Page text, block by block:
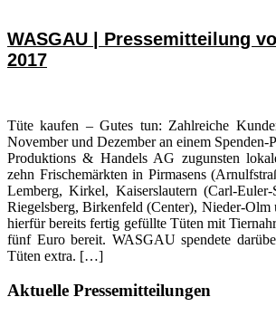
WASGAU | Pressemitteilung
2017
Tüte kaufen – Gutes tun: Zahlreiche
November und Dezember an einem
Produktions & Handels AG zugunsten
zehn Frischemärkten in Pirmasens
Lemberg, Kirkel, Kaiserslautern (Carl-Euler-
Riegelsberg, Birkenfeld (Center), Nieder-Olm
hierfür bereits fertig gefüllte Tüten mit
fünf Euro bereit. WASGAU spendete
Tüten extra. […]
Seitenspalte
Aktuelle Pressemitteilungen